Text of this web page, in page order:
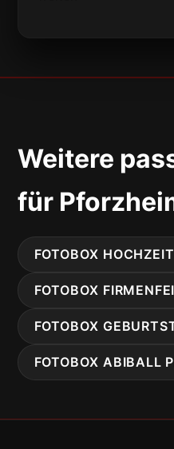
Weitere
für
FOTOBOX
FOTOBOX
FOTOBOX
FOTOBOX ABIBALL